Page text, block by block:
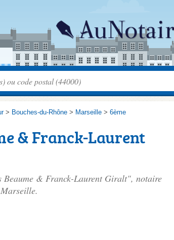
> Bouches-du-Rhône > Marseille > 6ème
& Franck-Laurent
Beaume & Franck-Laurent Giralt", notaire